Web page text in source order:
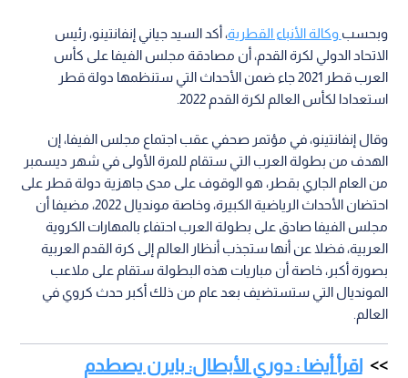
وبحسب وكالة الأنباء القطرية، أكد السيد جياني إنفانتينو، رئيس
الاتحاد الدولي لكرة القدم، أن مصادقة مجلس الفيفا على كأس
العرب قطر 2021 جاء ضمن الأحداث التي ستنظمها دولة قطر
استعدادا لكأس العالم لكرة القدم 2022.
وقال إنفانتينو، في مؤتمر صحفي عقب اجتماع مجلس الفيفا، إن
الهدف من بطولة العرب التي ستقام للمرة الأولى في شهر ديسمبر
من العام الجاري بقطر، هو الوقوف على مدى جاهزية دولة قطر على
احتضان الأحداث الرياضية الكبيرة، وخاصة مونديال 2022، مضيفا أن
مجلس الفيفا صادق على بطولة العرب احتفاء بالمهارات الكروية
العربية، فضلا عن أنها ستجذب أنظار العالم إلى كرة القدم العربية
بصورة أكبر، خاصة أن مباريات هذه البطولة ستقام على ملاعب
المونديال التي ستستضيف بعد عام من ذلك أكبر حدث كروي في
العالم.
اقرأ أيضا : دوري الأبطال: بايرن يصطدم